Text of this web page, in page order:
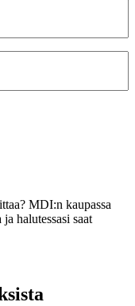
MDI:n kaupassa
halutessasi saat